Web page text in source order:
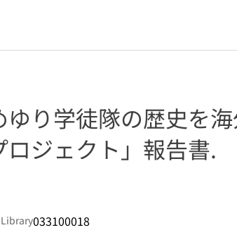
り学徒隊の歴史を
ジェクト」報告書.
033100018